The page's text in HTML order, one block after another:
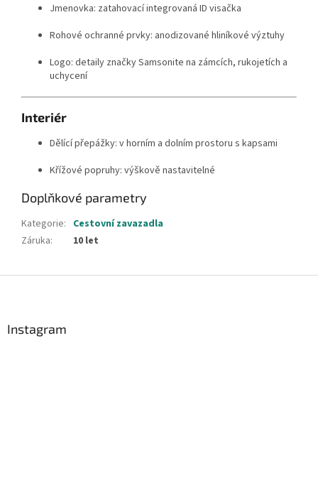
Jmenovka: zatahovací integrovaná ID visačka
Rohové ochranné prvky: anodizované hliníkové výztuhy
Logo: detaily značky Samsonite na zámcích, rukojetích a
uchycení
Interiér
Dělící přepážky: v horním a dolním prostoru s kapsami
Křížové popruhy: výškově nastavitelné
Doplňkové parametry
Kategorie: Cestovní zavazadla
Záruka: 10 let
Instagram